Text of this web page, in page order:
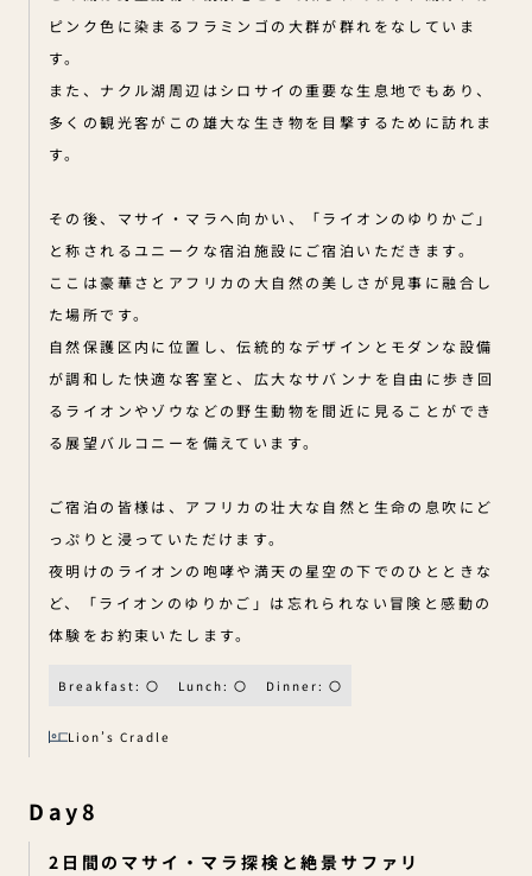
ピンク色に染まるフラミンゴの大群が群れをなしていま
す。
また、ナクル湖周辺はシロサイの重要な生息地でもあり、
多くの観光客がこの雄大な生き物を目撃するために訪れま
す。
その後、マサイ・マラへ向かい、「ライオンのゆりかご」
と称されるユニークな宿泊施設にご宿泊いただきます。
ここは豪華さとアフリカの大自然の美しさが見事に融合し
た場所です。
自然保護区内に位置し、伝統的なデザインとモダンな設備
が調和した快適な客室と、広大なサバンナを自由に歩き回
るライオンやゾウなどの野生動物を間近に見ることができ
る展望バルコニーを備えています。
ご宿泊の皆様は、アフリカの壮大な自然と生命の息吹にど
っぷりと浸っていただけます。
夜明けのライオンの咆哮や満天の星空の下でのひとときな
ど、「ライオンのゆりかご」は忘れられない冒険と感動の
体験をお約束いたします。
Breakfast: 〇 Lunch: 〇 Dinner: 〇
Lion’s Cradle
Day8
2日間のマサイ・マラ探検と絶景サファリ